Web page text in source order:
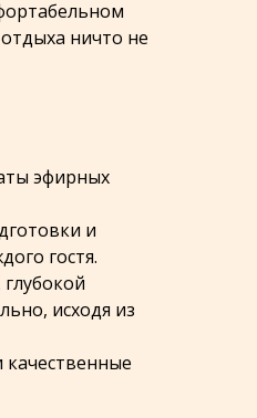
ничто не
эфирных
и
гостя.
исходя из
качественные